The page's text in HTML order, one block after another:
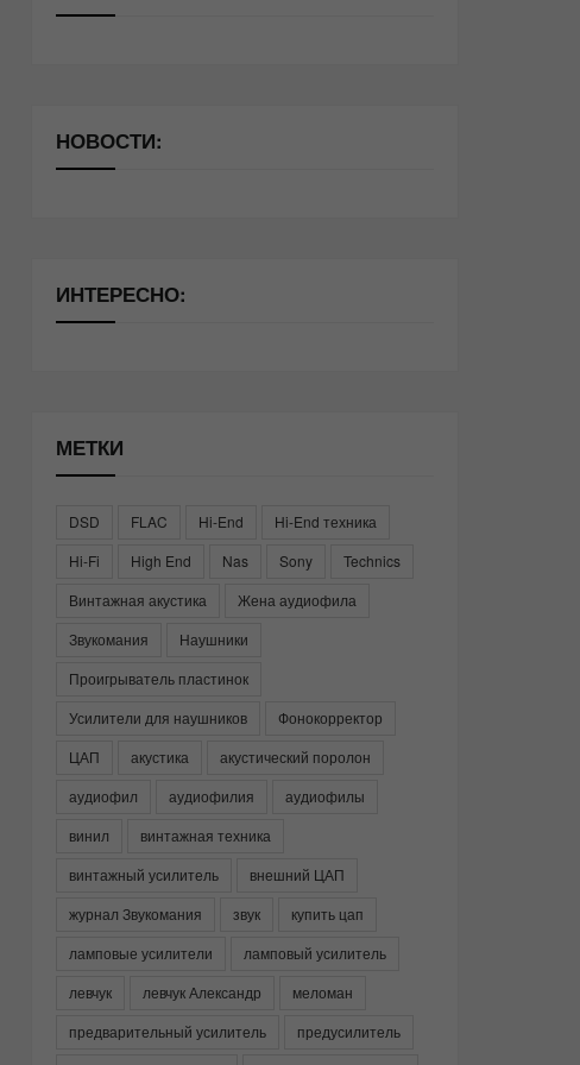
НОВОСТИ:
ИНТЕРЕСНО:
МЕТКИ
DSD FLAC Hi-End
Hi-End техника
Hi-Fi
High End Nas Sony
Technics
Винтажная акустика
Жена аудиофила
Звукомания
Наушники
Проигрыватель пластинок
Усилители для наушников
Фонокорректор
ЦАП
акустика
акустический поролон
аудиофил
аудиофилия
аудиофилы
винил
винтажная техника
винтажный усилитель
внешний ЦАП
журнал Звукомания
звук
купить цап
ламповые усилители
ламповый усилитель
левчук
левчук Александр
меломан
предварительный усилитель
предусилитель